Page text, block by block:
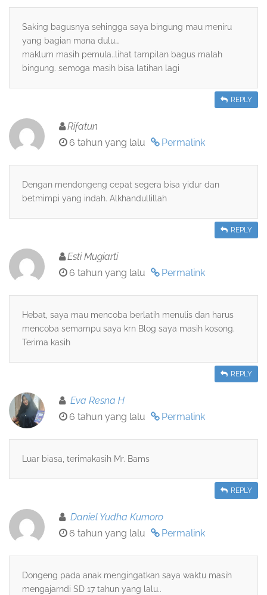
Saking bagusnya sehingga saya bingung mau meniru
yang bagian mana dulu…
maklum masih pemula..lihat tampilan bagus malah
bingung. semoga masih bisa latihan lagi
REPLY
Rifatun
6 tahun yang lalu
Permalink
Dengan mendongeng cepat segera bisa yidur dan
betmimpi yang indah. Alkhandullillah
REPLY
Esti Mugiarti
6 tahun yang lalu
Permalink
Hebat, saya mau mencoba berlatih menulis dan harus
mencoba semampu saya krn Blog saya masih kosong.
Terima kasih
REPLY
Eva Resna H
6 tahun yang lalu
Permalink
Luar biasa, terimakasih Mr. Bams
REPLY
Daniel Yudha Kumoro
6 tahun yang lalu
Permalink
Dongeng pada anak mengingatkan saya waktu masih
mengajarndi SD 17 tahun yang lalu..